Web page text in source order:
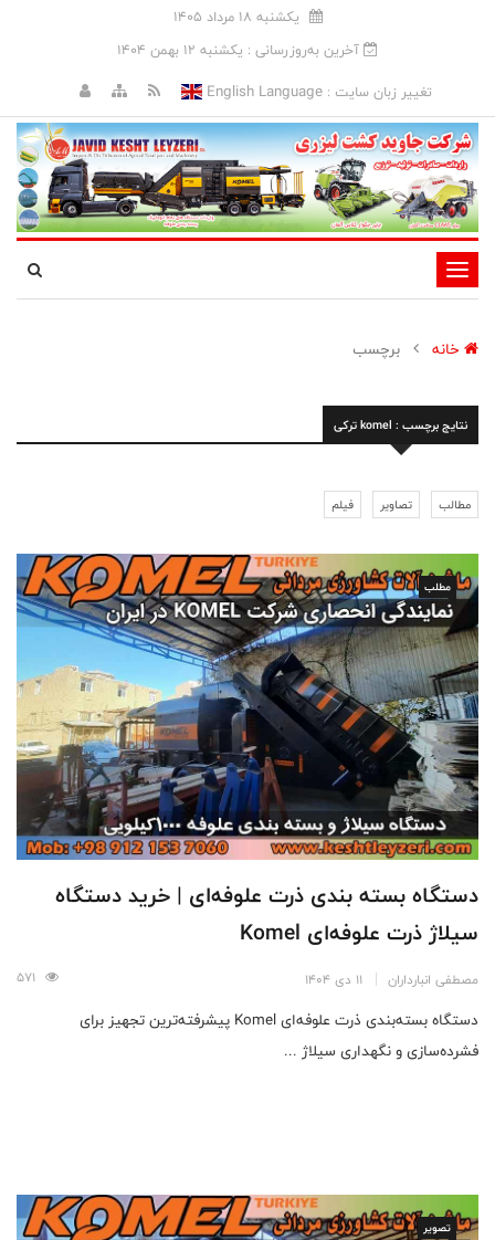
يکشنبه 18 مرداد 1405
آخرین به‌روزرسانی : يکشنبه 12 بهمن 1404
تغییر زبان سایت :English Language
تغییر
وضعیت
ناوبری
خانه برچسب
نتایج برچسب : komel ترکی
مطالب تصاویر فیلم
مطلب
دستگاه بسته بندی ذرت علوفه‌ای | خرید دستگاه
سیلاژ ذرت علوفه‌ای Komel
مصطفی انبارداران 11 دی 1404
دستگاه بسته‌بندی ذرت علوفه‌ای Komel پیشرفته‌ترین تجهیز برای
فشرده‌سازی و نگهداری سیلاژ ...
تصویر